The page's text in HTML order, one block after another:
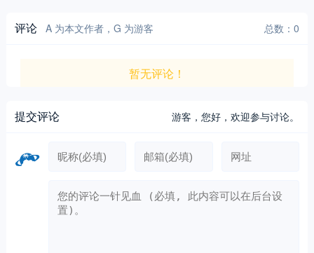
评论 A 为本文作者，G 为游客 总数：0
暂无评论！
提交评论 游客，您好，欢迎参与讨论。